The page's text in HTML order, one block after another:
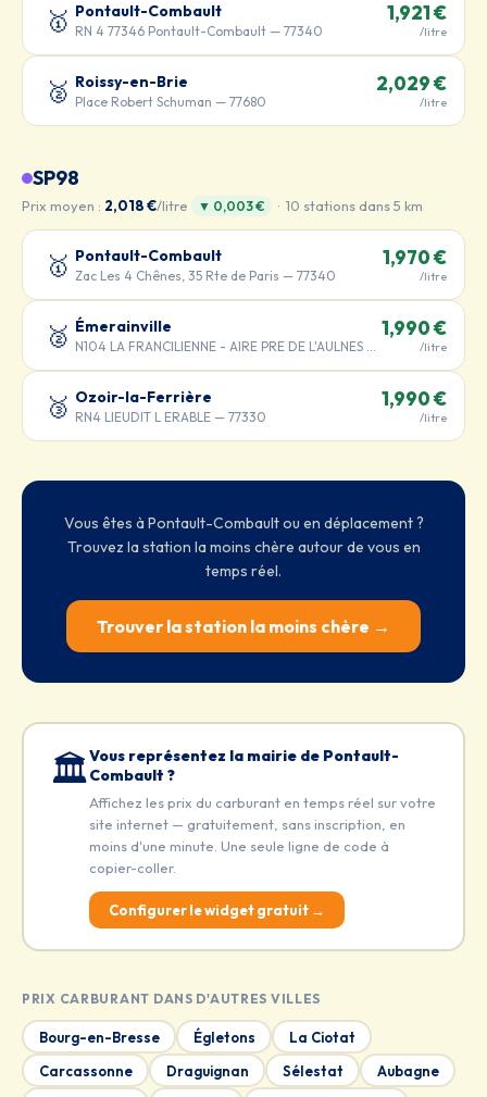
🥇 Pontault-Combault
RN 4 77346 Pontault-Combault — 77340
1,921 €
/litre
🥈 Roissy-en-Brie
Place Robert Schuman — 77680
2,029 €
/litre
SP98
Prix moyen : 2,018 €/litre ▼ 0,003 € · 10 stations dans 5 km
🥇 Pontault-Combault
Zac Les 4 Chênes, 35 Rte de Paris — 77340
1,970 €
/litre
🥈 Émerainville
N104 LA FRANCILIENNE - AIRE PRE DE L'AULNES ET DE LA GDE MAR — 77340
1,990 €
/litre
🥉 Ozoir-la-Ferrière
RN4 LIEUDIT L ERABLE — 77330
1,990 €
/litre
Vous êtes à Pontault-Combault ou en déplacement ?
Trouvez la station la moins chère autour de vous en
temps réel.
Trouver la station la moins chère →
🏛️Vous représentez la mairie de Pontault-
Combault ?
Affichez les prix du carburant en temps réel sur votre
site internet — gratuitement, sans inscription, en
moins d'une minute. Une seule ligne de code à
copier-coller.
Configurer le widget gratuit →
PRIX CARBURANT DANS D'AUTRES VILLES
Bourg-en-Bresse Égletons
La Ciotat
Carcassonne
Draguignan Sélestat
Aubagne